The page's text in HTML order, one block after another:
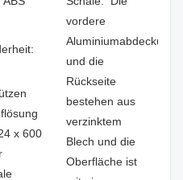
x 600
vordere
Aluminiumabdeckung
und die
Rückseite
bestehen aus
verzinktem
Blech und die
Oberfläche ist